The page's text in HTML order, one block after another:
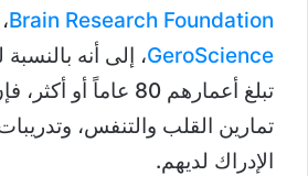
Brain Research Foundation
GeroScience، إلى أنه
تبلغ أعمارهم 80 عاماً أو
تمارين القلب والتنفس،
الإدراك لديهم.